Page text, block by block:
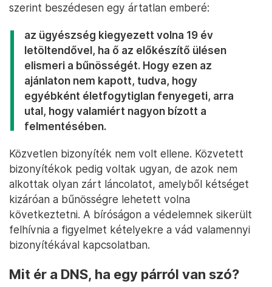
szerint beszédesen egy ártatlan emberé:
az ügyészség kiegyezett volna 19 év
letöltendővel, ha ő az előkészítő ülésen
elismeri a bűnösségét. Hogy ezen az
ajánlaton nem kapott, tudva, hogy
egyébként életfogytiglan fenyegeti, arra
utal, hogy valamiért nagyon bízott a
felmentésében.
Közvetlen bizonyíték nem volt ellene. Közvetett
bizonyítékok pedig voltak ugyan, de azok nem
alkottak olyan zárt láncolatot, amelyből kétséget
kizáróan a bűnösségre lehetett volna
következtetni. A bíróságon a védelemnek sikerült
felhívnia a figyelmet kételyekre a vád valamennyi
bizonyítékával kapcsolatban.
Mit ér a DNS, ha egy párról van szó?